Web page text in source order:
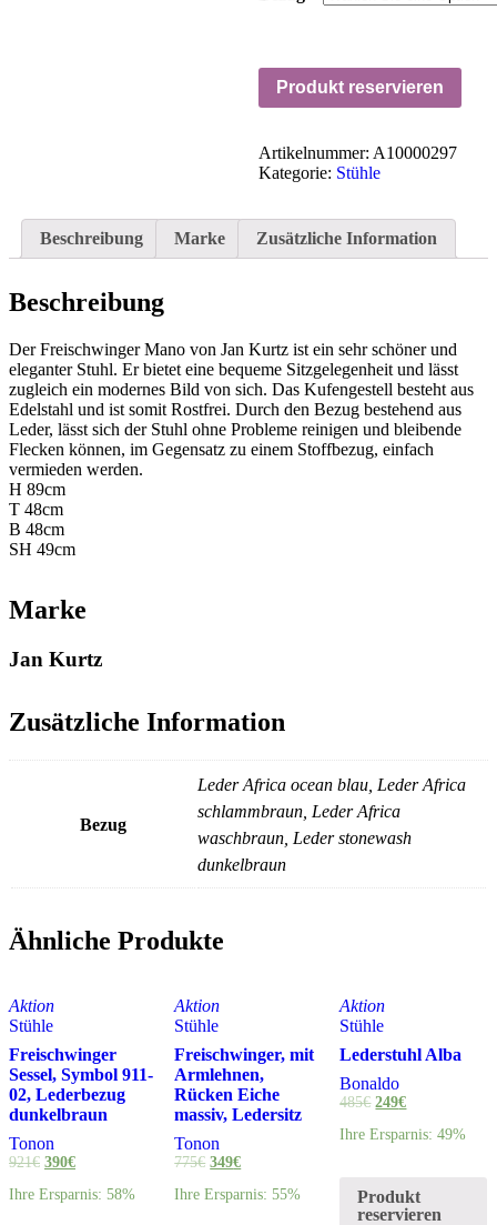
Produkt reservieren
Artikelnummer: A10000297
Kategorie: Stühle
Beschreibung Marke Zusätzliche Information
Beschreibung
Der Freischwinger Mano von Jan Kurtz ist ein sehr schöner und
eleganter Stuhl. Er bietet eine bequeme Sitzgelegenheit und lässt
zugleich ein modernes Bild von sich. Das Kufengestell besteht aus
Edelstahl und ist somit Rostfrei. Durch den Bezug bestehend aus
Leder, lässt sich der Stuhl ohne Probleme reinigen und bleibende
Flecken können, im Gegensatz zu einem Stoffbezug, einfach
vermieden werden.
H 89cm
T 48cm
B 48cm
SH 49cm
Marke
Jan Kurtz
Zusätzliche Information
Bezug
Leder Africa ocean blau, Leder Africa
schlammbraun, Leder Africa
waschbraun, Leder stonewash
dunkelbraun
Ähnliche Produkte
Aktion
Stühle
Freischwinger
Sessel, Symbol 911-
02, Lederbezug
dunkelbraun
Tonon
921€ 390€
Ihre Ersparnis: 58%
Aktion
Stühle
Freischwinger, mit
Armlehnen,
Rücken Eiche
massiv, Ledersitz
Tonon
775€ 349€
Ihre Ersparnis: 55%
Aktion
Stühle
Lederstuhl Alba
Bonaldo
485€ 249€
Ihre Ersparnis: 49%
Produkt
reservieren